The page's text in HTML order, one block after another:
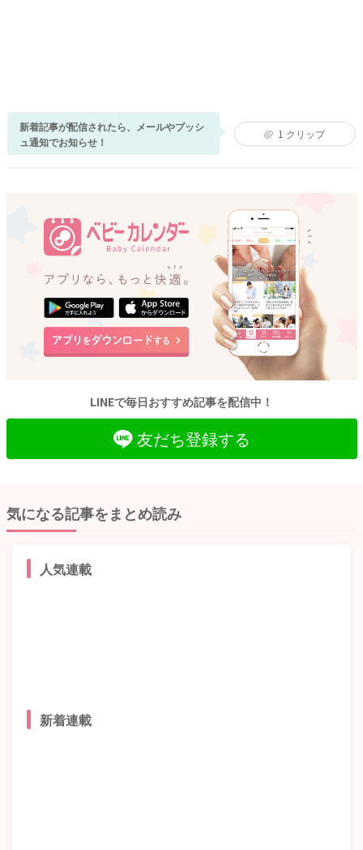
新着記事が配信されたら、メールやプッシ
ュ通知でお知らせ！
1 クリップ
LINEで毎日おすすめ記事を配信中！
友だち登録する
気になる記事をまとめ読み
人気連載
新着連載